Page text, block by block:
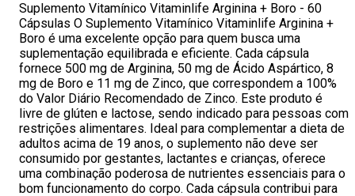
Suplemento Vitamínico Vitaminlife Arginina + Boro - 60
Cápsulas O Suplemento Vitamínico Vitaminlife Arginina +
Boro é uma excelente opção para quem busca uma
suplementação equilibrada e eficiente. Cada cápsula
fornece 500 mg de Arginina, 50 mg de Ácido Aspártico, 8
mg de Boro e 11 mg de Zinco, que correspondem a 100%
do Valor Diário Recomendado de Zinco. Este produto é
livre de glúten e lactose, sendo indicado para pessoas com
restrições alimentares. Ideal para complementar a dieta de
adultos acima de 19 anos, o suplemento não deve ser
consumido por gestantes, lactantes e crianças, oferece
uma combinação poderosa de nutrientes essenciais para o
bom funcionamento do corpo. Cada cápsula contribui para